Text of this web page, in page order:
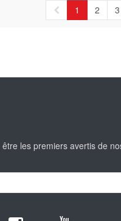
1 2 3
les premiers avertis de